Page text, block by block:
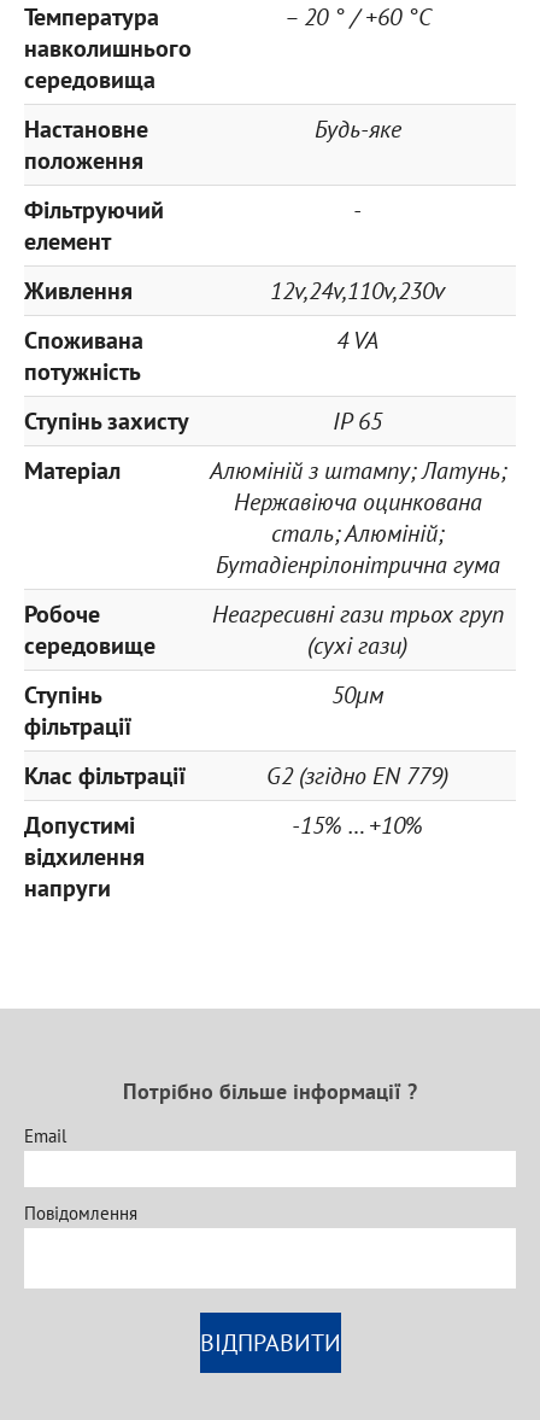
Температура
навколишнього
середовища
– 20 ° / +60 °С
Настановне
положення
Будь-яке
Фільтруючий
елемент
-
Живлення
12v,24v,110v,230v
Споживана
потужність
4 VA
Ступінь захисту
IP 65
Матеріал
Алюміній з штампу; Латунь;
Нержавіюча оцинкована
сталь; Алюміній;
Бутадіенрілонітрична гума
Робоче
середовище
Неагресивні гази трьох груп
(сухі гази)
Ступінь
фільтрації
50µм
Клас фільтрації
G2 (згідно EN 779)
Допустимі
відхилення
напруги
-15% … +10%
Потрібно більше інформації ?
Email
Повідомлення
ВІДПРАВИТИ